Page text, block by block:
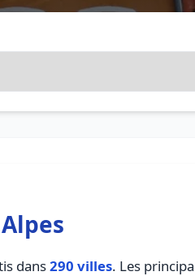
dans290 villes. Les